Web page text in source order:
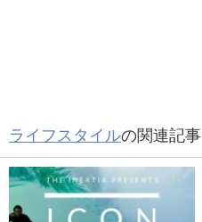
ライフスタイルの関連記事